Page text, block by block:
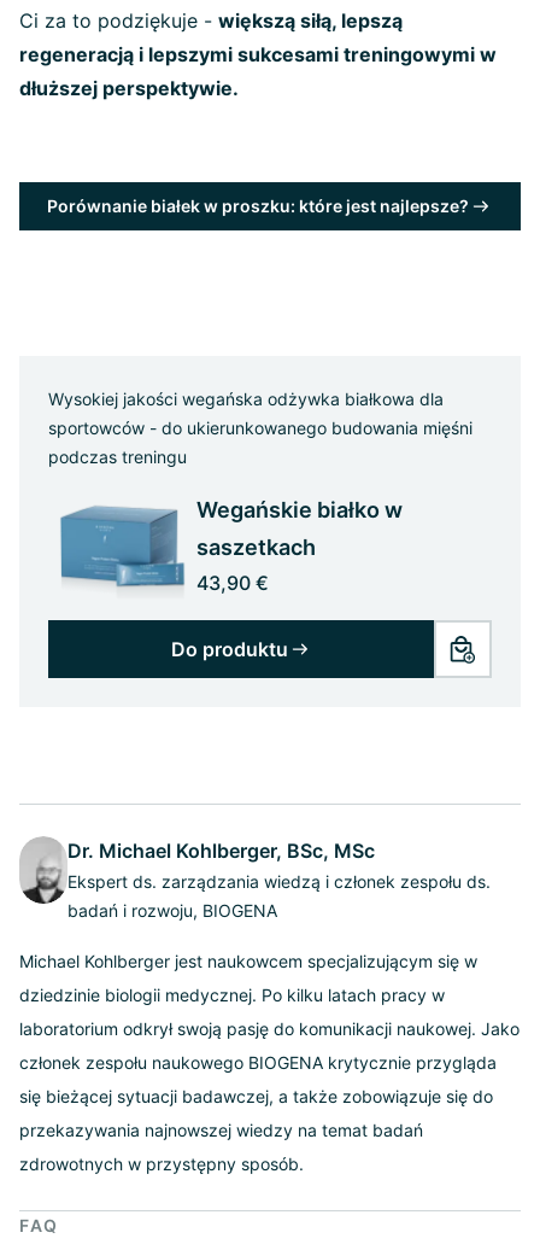
Ci za to podziękuje - większą siłą, lepszą
regeneracją i lepszymi sukcesami treningowymi w
dłuższej perspektywie.
Porównanie białek w proszku: które jest najlepsze?
Wysokiej jakości wegańska odżywka białkowa dla
sportowców - do ukierunkowanego budowania mięśni
podczas treningu
Wegańskie białko w
saszetkach
43,90 €
Do produktu
Dr. Michael Kohlberger, BSc, MSc
Ekspert ds. zarządzania wiedzą i członek zespołu ds.
badań i rozwoju, BIOGENA
Michael Kohlberger jest naukowcem specjalizującym się w
dziedzinie biologii medycznej. Po kilku latach pracy w
laboratorium odkrył swoją pasję do komunikacji naukowej. Jako
członek zespołu naukowego BIOGENA krytycznie przygląda
się bieżącej sytuacji badawczej, a także zobowiązuje się do
przekazywania najnowszej wiedzy na temat badań
zdrowotnych w przystępny sposób.
FAQ